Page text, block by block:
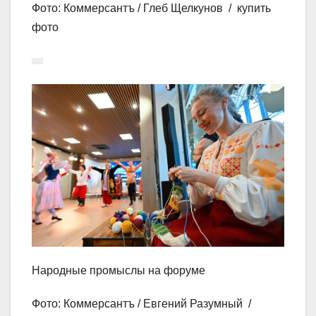
Фото: Коммерсантъ / Глеб Щелкунов / купить
фото
Народные промыслы на форуме
Фото: Коммерсантъ / Евгений Разумный /